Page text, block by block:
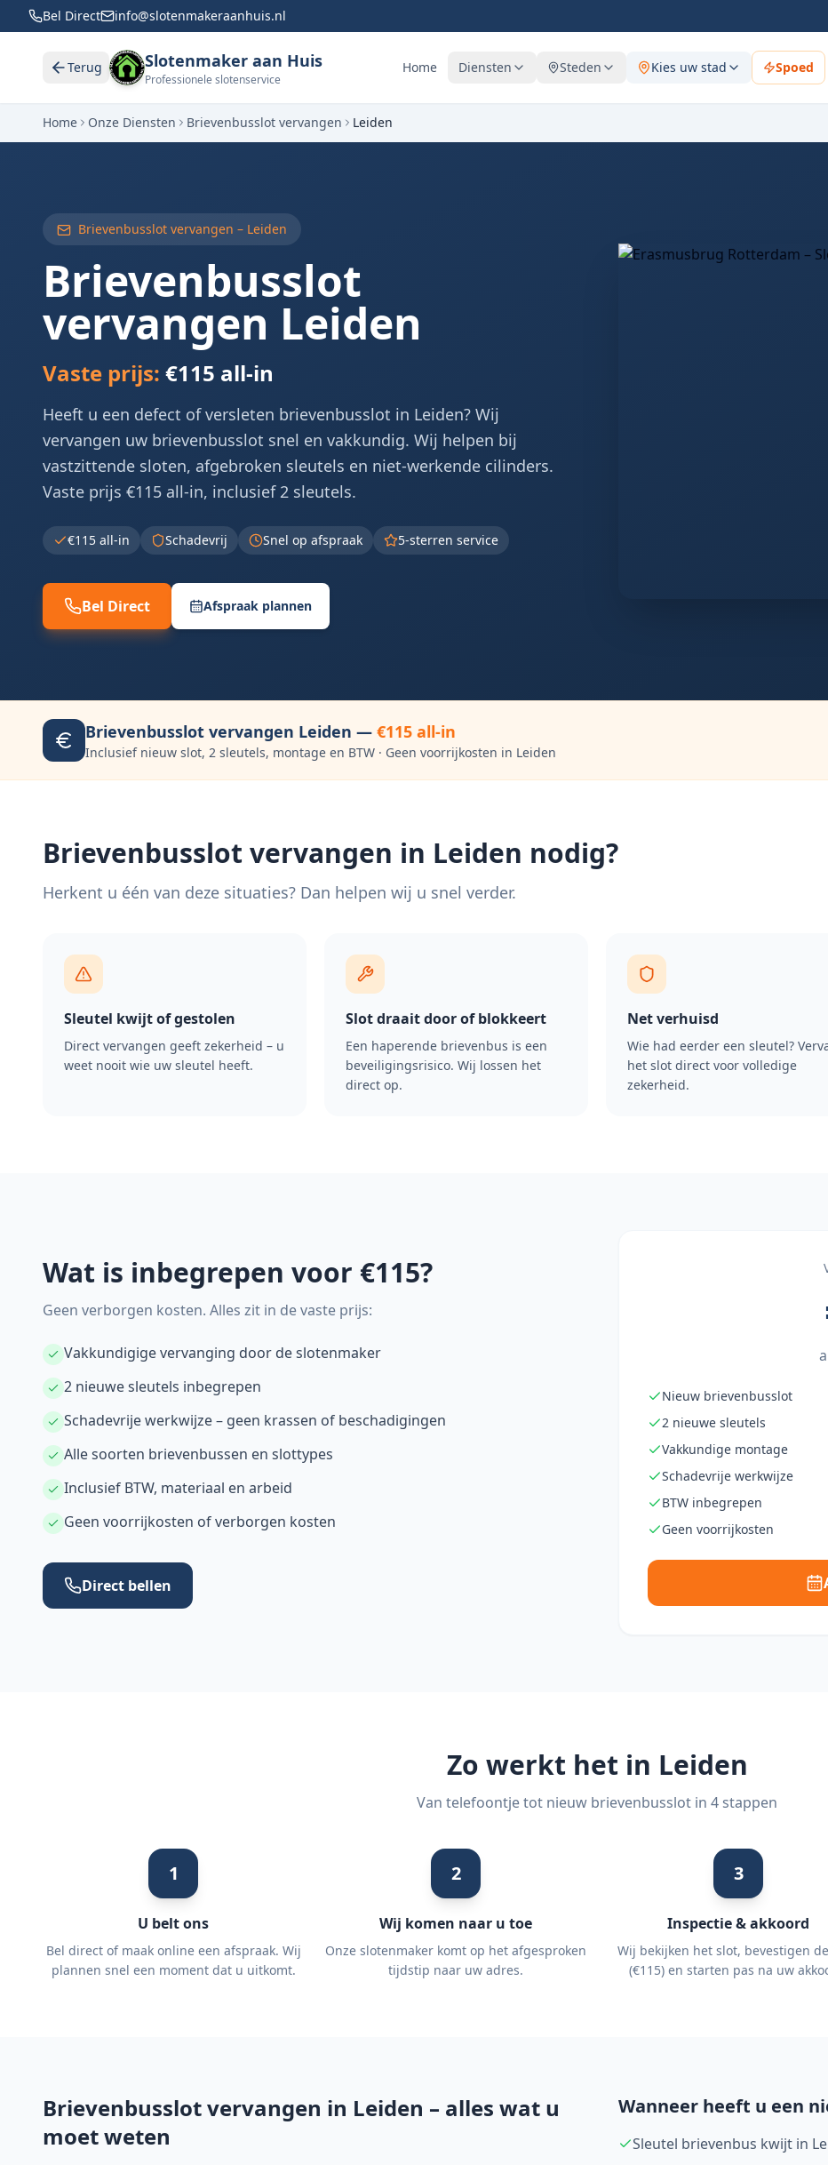
Bel Direct info@slotenmakeraanhuis.nl
Terug Slotenmaker aan Huis
Professionele slotenservice
Home Diensten Steden Kies uw stad Spoed
Home Onze Diensten Brievenbusslot vervangen Leiden
Brievenbusslot vervangen – Leiden
Brievenbusslot
vervangen Leiden
Vaste prijs: €115 all-in
Heeft u een defect of versleten brievenbusslot in Leiden? Wij
vervangen uw brievenbusslot snel en vakkundig. Wij helpen bij
vastzittende sloten, afgebroken sleutels en niet-werkende cilinders.
Vaste prijs €115 all-in, inclusief 2 sleutels.
€115 all-in Schadevrij Snel op afspraak 5-sterren service
Bel Direct Afspraak plannen
Brievenbusslot vervangen Leiden — €115 all-in
Inclusief nieuw slot, 2 sleutels, montage en BTW · Geen voorrijkosten in Leiden
Brievenbusslot vervangen in Leiden nodig?
Herkent u één van deze situaties? Dan helpen wij u snel verder.
Sleutel kwijt of gestolen
Direct vervangen geeft zekerheid – u
weet nooit wie uw sleutel heeft.
Slot draait door of blokkeert
Een haperende brievenbus is een
beveiligingsrisico. Wij lossen het
direct op.
Net verhuisd
Wie had eerder een sleutel?
het slot direct voor volledige
zekerheid.
Wat is inbegrepen voor €115?
Geen verborgen kosten. Alles zit in de vaste prijs:
Vakkundigige vervanging door de slotenmaker
2 nieuwe sleutels inbegrepen
Schadevrije werkwijze – geen krassen of beschadigingen
Alle soorten brievenbussen en slottypes
Inclusief BTW, materiaal en arbeid
Geen voorrijkosten of verborgen kosten
Direct bellen
Nieuw brievenbusslot
2 nieuwe sleutels
Vakkundige montage
Schadevrije werkwijze
BTW inbegrepen
Geen voorrijkosten
Zo werkt het in Leiden
Van telefoontje tot nieuw brievenbusslot in 4 stappen
1
U belt ons
Bel direct of maak online een afspraak. Wij
plannen snel een moment dat u uitkomt.
2
Wij komen naar u toe
Onze slotenmaker komt op het afgesproken
tijdstip naar uw adres.
3
Inspectie & akkoord
Wij bekijken het slot, bevestigen
(€115) en starten pas na uw
Brievenbusslot vervangen in Leiden – alles wat u
moet weten
Wanneer heeft u een
Sleutel brievenbus kwijt in